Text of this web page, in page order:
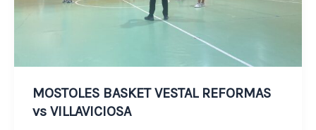
MOSTOLES BASKET VESTAL REFORMAS
vs VILLAVICIOSA